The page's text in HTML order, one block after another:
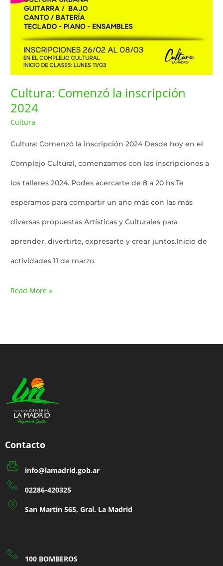
Cultura: Comenzó la inscripción
2024
Cultura
Cultura: Comenzó la inscripción 2024 Desde hoy en el
Complejo Cultural, comenzamos con las inscripciones a
los talleres 2024. Podes acercarte de 8 a 20 hs.Te
esperamos para compartir un año más con las más
diversas propuestas Artísticas y Culturales para
aprender, divertirte, expresarte y crear juntos.Inicio de
actividades 11 de marzo.
Read More »
Contacto
info@lamadrid.gob.ar
02286-420325
San Martín 565, Gral. La Madrid
100 BOMBEROS